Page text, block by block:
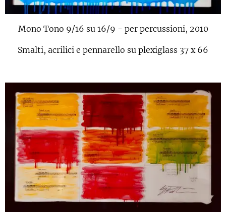
Mono Tono 9/16 su 16/9 - per percussioni, 2010
Smalti, acrilici e pennarello su plexiglass 37 x 66